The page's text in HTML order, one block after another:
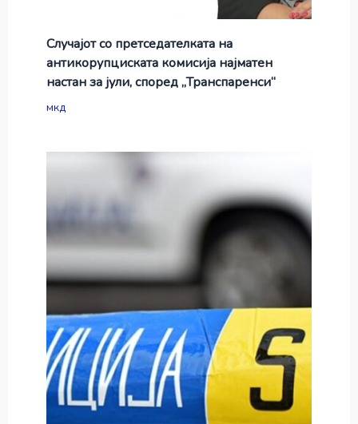
Случајот со претседателката на
антикорупциската комисија најматен
настан за јули, според „Транспаренси“
мкд